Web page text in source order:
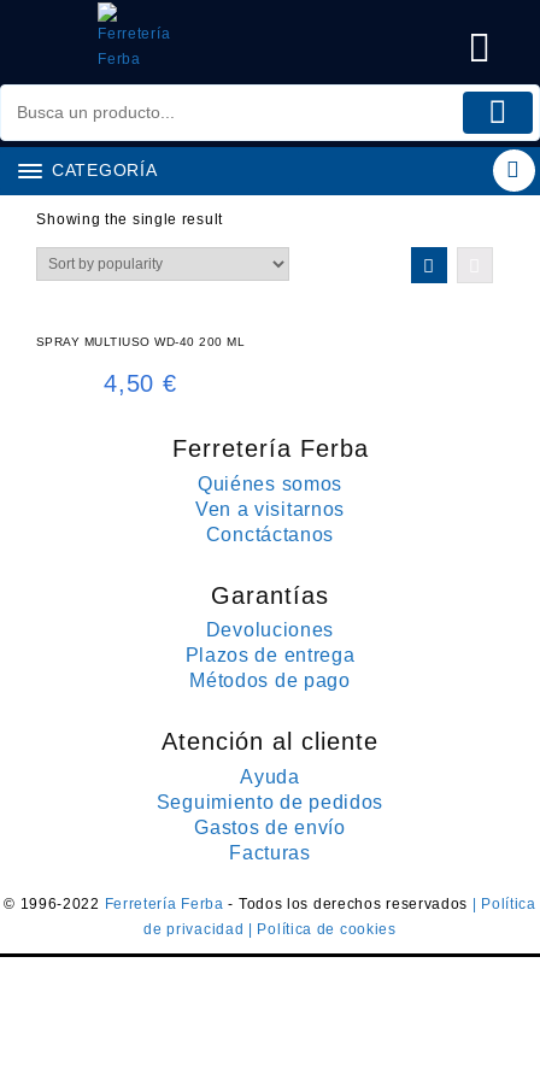
CATEGORÍA
Showing the single result
SPRAY MULTIUSO WD-40 200 ML
4,50 €
Ferretería Ferba
Quiénes somos
Ven a visitarnos
Conctáctanos
Garantías
Devoluciones
Plazos de entrega
Métodos de pago
Atención al cliente
Ayuda
Seguimiento de pedidos
Gastos de envío
Facturas
© 1996-2022 Ferretería Ferba- Todos los derechos reservados
| Política
de privacidad
| Política de cookies